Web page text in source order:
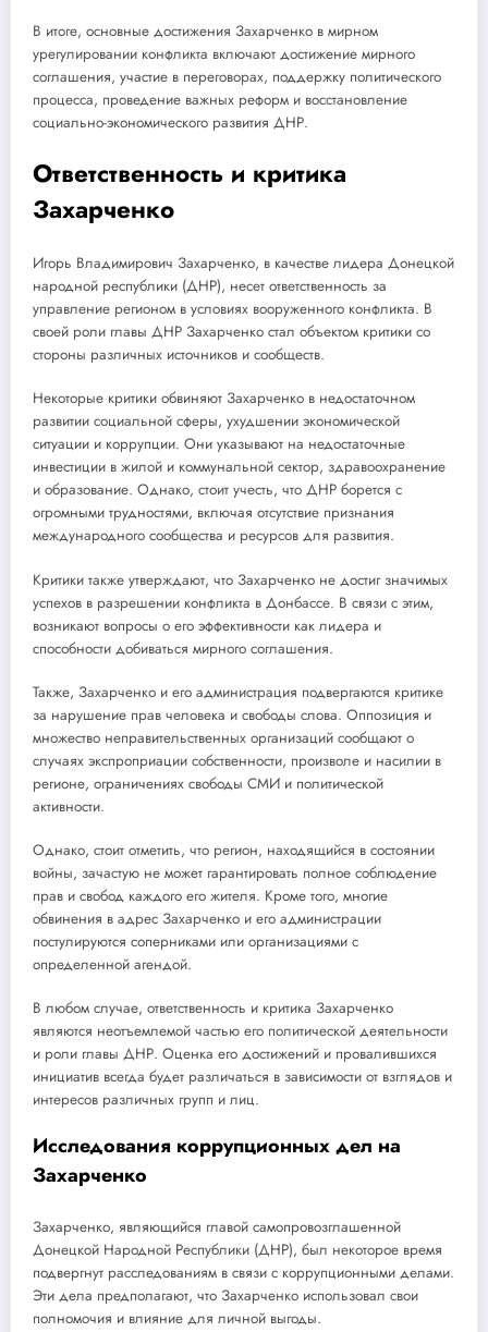
В итоге, основные достижения Захарченко в мирном
урегулировании конфликта включают достижение мирного
соглашения, участие в переговорах, поддержку политического
процесса, проведение важных реформ и восстановление
социально-экономического развития ДНР.
Ответственность и критика
Захарченко
Игорь Владимирович Захарченко, в качестве лидера Донецкой
народной республики (ДНР), несет ответственность за
управление регионом в условиях вооруженного конфликта. В
своей роли главы ДНР Захарченко стал объектом критики со
стороны различных источников и сообществ.
Некоторые критики обвиняют Захарченко в недостаточном
развитии социальной сферы, ухудшении экономической
ситуации и коррупции. Они указывают на недостаточные
инвестиции в жилой и коммунальной сектор, здравоохранение
и образование. Однако, стоит учесть, что ДНР борется с
огромными трудностями, включая отсутствие признания
международного сообщества и ресурсов для развития.
Критики также утверждают, что Захарченко не достиг значимых
успехов в разрешении конфликта в Донбассе. В связи с этим,
возникают вопросы о его эффективности как лидера и
способности добиваться мирного соглашения.
Также, Захарченко и его администрация подвергаются критике
за нарушение прав человека и свободы слова. Оппозиция и
множество неправительственных организаций сообщают о
случаях экспроприации собственности, произволе и насилии в
регионе, ограничениях свободы СМИ и политической
активности.
Однако, стоит отметить, что регион, находящийся в состоянии
войны, зачастую не может гарантировать полное соблюдение
прав и свобод каждого его жителя. Кроме того, многие
обвинения в адрес Захарченко и его администрации
постулируются соперниками или организациями с
определенной агендой.
В любом случае, ответственность и критика Захарченко
являются неотъемлемой частью его политической деятельности
и роли главы ДНР. Оценка его достижений и провалившихся
инициатив всегда будет различаться в зависимости от взглядов и
интересов различных групп и лиц.
Исследования коррупционных дел на
Захарченко
Захарченко, являющийся главой самопровозглашенной
Донецкой Народной Республики (ДНР), был некоторое время
подвергнут расследованиям в связи с коррупционными делами.
Эти дела предполагают, что Захарченко использовал свои
полномочия и влияние для личной выгоды.